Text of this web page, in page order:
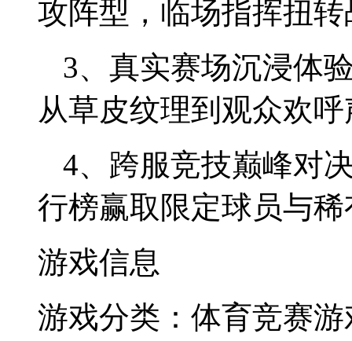
攻阵型，临场指挥扭
3、真实赛场沉浸体
从草皮纹理到观众欢
4、跨服竞技巅峰对
行榜赢取限定球员与
游戏信息
游戏分类：体育竞赛游